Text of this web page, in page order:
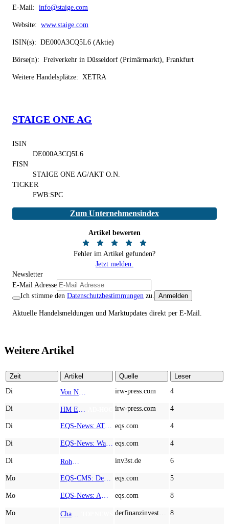
E-Mail: info@staige.com
Website: www.staige.com
ISIN(s): DE000A3CQ5L6 (Aktie)
Börse(n): Freiverkehr in Düsseldorf (Primärmarkt), Frankfurt
Weitere Handelsplätze: XETRA
STAIGE ONE AG
ISIN
DE000A3CQ5L6
FISN
STAIGE ONE AG/AKT O.N.
TICKER
FWB:SPC
Zum Unternehmensindex
Artikel bewerten
Fehler im Artikel gefunden?
Jetzt melden.
Newsletter
E-Mail Adresse
Ich stimme den Datenschutzbestimmungen zu. Anmelden
Aktuelle Handelsmeldungen und Marktupdates direkt per E-Mail.
Weitere Artikel
Zeit Artikel Quelle
Leser
Di
irw-press.com 4
Di irw-press.com 4
Di eqs.com 4
Di eqs.com 4
Di inv3st.de 6
Mo eqs.com 5
Mo eqs.com 8
Mo 8